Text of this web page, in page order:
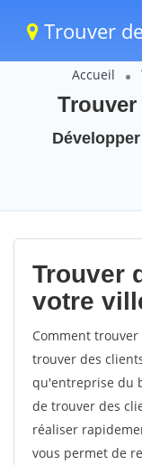
Trouver
Accueil
Trouver
votre
Comment
trouver des
qu'entreprise du
de trouver des
réaliser
vous permet de